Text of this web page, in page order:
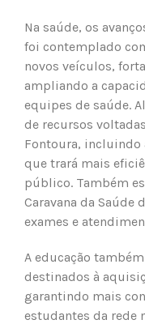
Na saúde, os
foi contemplado
novos veículos,
ampliando a
equipes de saúde.
de recursos
Fontoura, incluindo
que trará mais
público. Também
Caravana da Saúde
exames e
A educação
destinados à
garantindo mais
estudantes da rede